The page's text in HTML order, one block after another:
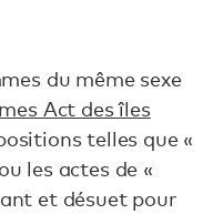
du même sexe
Act des îles
telles que «
les actes de «
et désuet pour